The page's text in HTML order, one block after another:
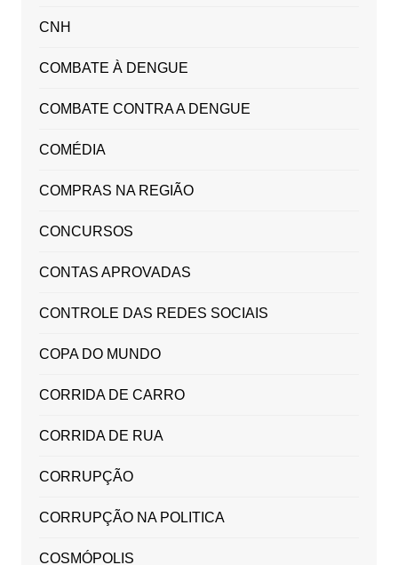
CNH
COMBATE À DENGUE
COMBATE CONTRA A DENGUE
COMÉDIA
COMPRAS NA REGIÃO
CONCURSOS
CONTAS APROVADAS
CONTROLE DAS REDES SOCIAIS
COPA DO MUNDO
CORRIDA DE CARRO
CORRIDA DE RUA
CORRUPÇÃO
CORRUPÇÃO NA POLITICA
COSMÓPOLIS